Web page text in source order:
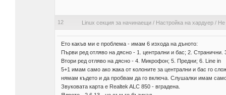
12 Linux секция за начинаещи/ Настройка на хардуер/ Не
Ето какъв ми е проблема - имам 6 изхода на дъното:
Първи ред отляво на дясно - 1. централни и бас; 2. Странични.
Втори ред отляво на дясно - 4. Микрофон; 5. Предни; 6. Line in
5+1 имам само ако жака от колоните за централни и бас го
нямам където и да пробвам да го включа. Слушалки имам
Звуковата карта е Realtek ALC 850 - вградена.